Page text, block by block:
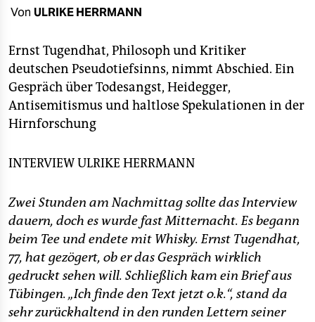
nord
wahrheit
verlag
shop
fragen & hilfe
unterstützen
abo
genossenschaft
Von ULRIKE HERRMANN
Ernst Tugendhat, Philosoph und Kritiker
deutschen Pseudotiefsinns, nimmt Abschied. Ein
Gespräch über Todesangst, Heidegger,
Antisemitismus und haltlose Spekulationen in der
Hirnforschung
INTERVIEWULRIKE HERRMANN
Zwei Stunden am Nachmittag sollte das Interview
dauern, doch es wurde fast Mitternacht. Es begann
beim Tee und endete mit Whisky. Ernst Tugendhat,
77, hat gezögert, ob er das Gespräch wirklich
gedruckt sehen will. Schließlich kam ein Brief aus
Tübingen. „Ich finde den Text jetzt o.k.“, stand da
sehr zurückhaltend in den runden Lettern seiner